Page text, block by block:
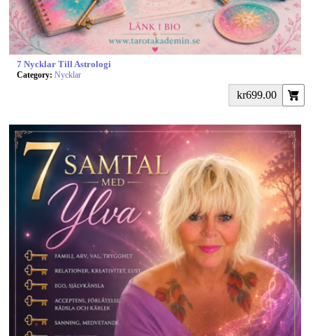
7 Nycklar Till Astrologi
Category: Nycklar
kr699.00